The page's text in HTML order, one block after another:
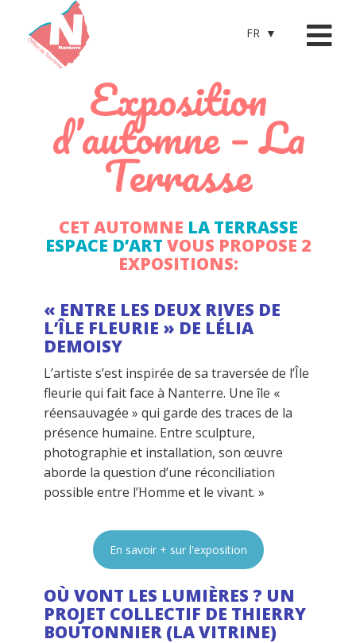
FR
Exposition
d’automne – La
Terrasse
CET AUTOMNE LA TERRASSE
ESPACE D’ART VOUS PROPOSE 2
EXPOSITIONS:
« ENTRE LES DEUX RIVES DE
L’ÎLE FLEURIE » DE LÉLIA
DEMOISY
L’artiste s’est inspirée de sa traversée de l’Île
fleurie qui fait face à Nanterre. Une île «
réensauvagée » qui garde des traces de la
présence humaine. Entre sculpture,
photographie et installation, son œuvre
aborde la question d’une réconciliation
possible entre l’Homme et le vivant. »
En savoir + sur l'exposition
OÙ VONT LES LUMIÈRES ? UN
PROJET COLLECTIF DE THIERRY
BOUTONNIER (LA VITRINE)